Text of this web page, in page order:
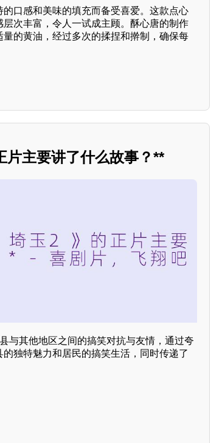
口感和美味的填充而备受喜爱。这款点心
次丰富，令人一试成主顾。酥心唐的制作
的黄油，经过多次的揉捏和擀制，确保每
片主要讲了什么故事？**
与其他地区之间的搞笑对抗与友情，通过夸
独特魅力和居民的搞笑生活，同时传递了